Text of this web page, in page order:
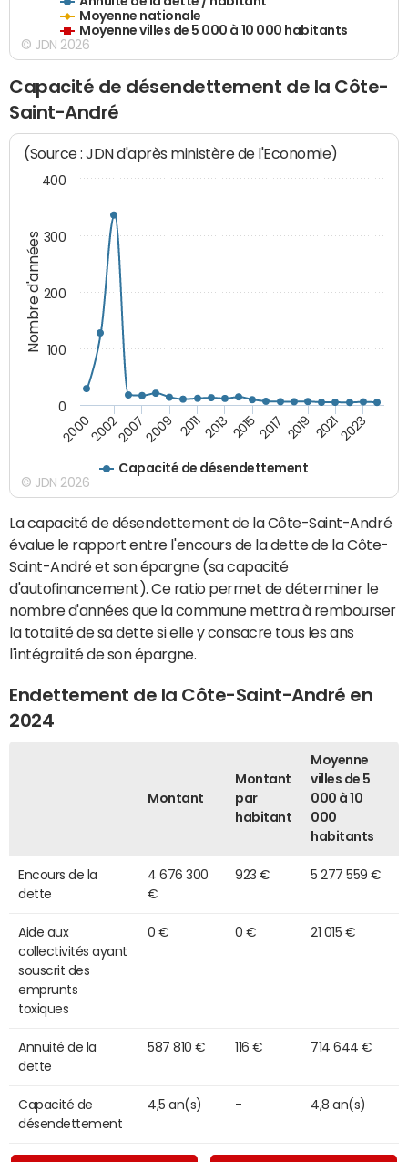
Moyenne nationale
Moyenne villes de 5 000 à 10 000 habitants
© JDN 2026
Capacité de désendettement de la Côte-
Saint-André
Nombre d'années
(Source : JDN d'après ministère de l'Economie)
Capacité de désendettement
2000200220072009 20112013 20152017 2019 20212023
0
100
200
300
400
© JDN 2026
La capacité de désendettement de la Côte-Saint-André
évalue le rapport entre l'encours de la dette de la Côte-
Saint-André et son épargne (sa capacité
d'autofinancement). Ce ratio permet de déterminer le
nombre d'années que la commune mettra à rembourser
la totalité de sa dette si elle y consacre tous les ans
l'intégralité de son épargne.
Endettement de la Côte-Saint-André en
2024
Montant
Montant
par
habitant
Moyenne
villes de 5
000 à 10
000
habitants
Encours de la
dette
4 676 300
€
923 € 5 277 559 €
Aide aux
collectivités ayant
souscrit des
emprunts
toxiques
0 € 0 € 21 015 €
Annuité de la
dette
587 810 € 116 € 714 644 €
Capacité de
désendettement
4,5 an(s) - 4,8 an(s)